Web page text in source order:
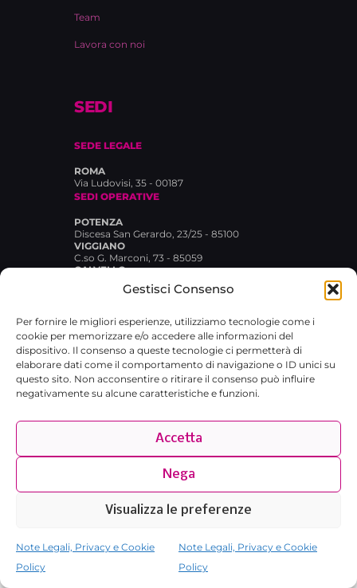
Gestisci Consenso
Per fornire le migliori esperienze, utilizziamo tecnologie come i
cookie per memorizzare e/o accedere alle informazioni del
dispositivo. Il consenso a queste tecnologie ci permetterà di
elaborare dati come il comportamento di navigazione o ID unici su
questo sito. Non acconsentire o ritirare il consenso può influire
negativamente su alcune caratteristiche e funzioni.
Accetta
Nega
Visualizza le preferenze
Note Legali, Privacy e Cookie
Policy
Note Legali, Privacy e Cookie
Policy
Team
Lavora con noi
SEDI
SEDE LEGALE
ROMA
Via Ludovisi, 35 - 00187
SEDI OPERATIVE
POTENZA
Discesa San Gerardo, 23/25 - 85100
VIGGIANO
C.so G. Marconi, 73 - 85059
CALVELLO
Largo Garibaldi snc - 85010
© 2026 Broxlab SRL · P.IVA
02029480767 · REA RM-1751733 ·
broxlab@pec.it·Privacy Policy